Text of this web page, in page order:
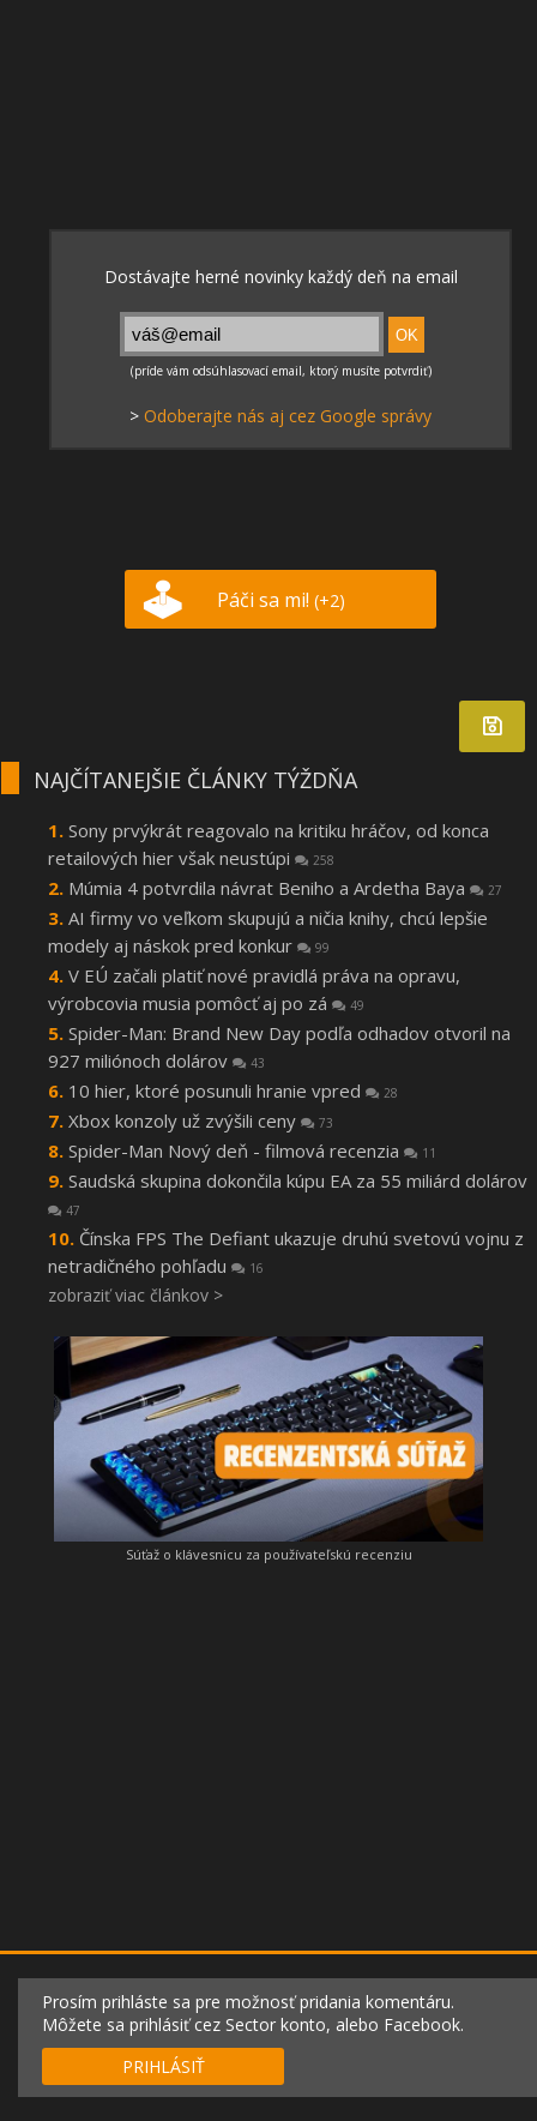
> Odoberajte nás aj cez Google správy
Páči sa mi! (+2)
NAJČÍTANEJŠIE ČLÁNKY TÝŽDŇA
Sony prvýkrát reagovalo na kritiku hráčov, od konca
retailových hier však neustúpi
258
Múmia 4 potvrdila návrat Beniho a Ardetha Baya 27
AI firmy vo veľkom skupujú a ničia knihy, chcú lepšie
modely aj náskok pred konkur
99
V EÚ začali platiť nové pravidlá práva na opravu,
výrobcovia musia pomôcť aj po zá
49
Spider-Man: Brand New Day podľa odhadov otvoril na
927 miliónoch dolárov
43
10 hier, ktoré posunuli hranie vpred 28
Xbox konzoly už zvýšili ceny 73
Spider-Man Nový deň - filmová recenzia 11
Saudská skupina dokončila kúpu EA za 55 miliárd dolárov
47
Čínska FPS The Defiant ukazuje druhú svetovú vojnu z
netradičného pohľadu
16
zobraziť viac článkov >
Súťaž o klávesnicu za používateľskú recenziu
Prosím prihláste sa pre možnosť pridania komentáru.
Môžete sa prihlásiť cez Sector konto, alebo Facebook.
PRIHLÁSIŤ